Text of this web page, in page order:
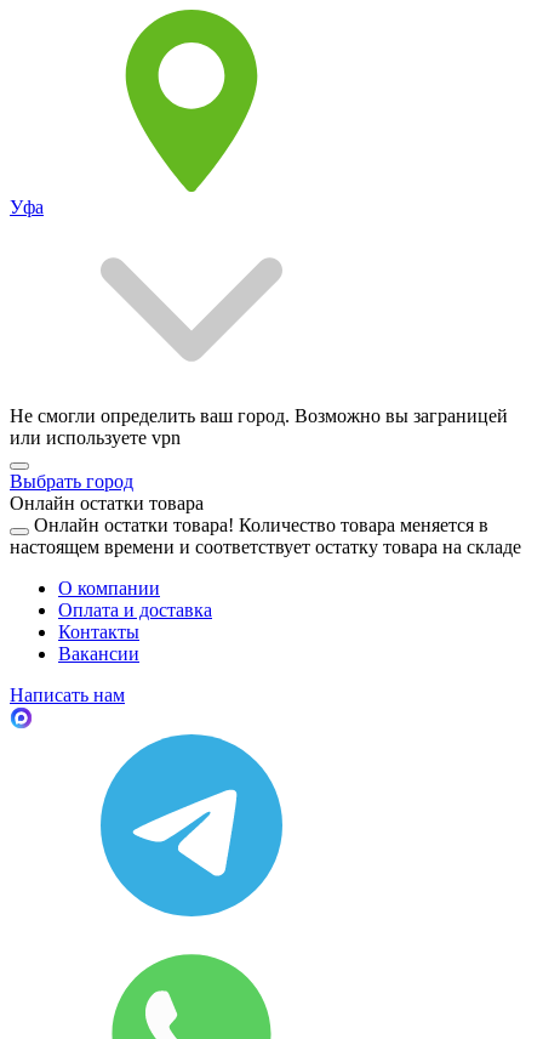
Уфа
Не смогли определить ваш город. Возможно вы заграницей
или используете vpn
Выбрать город
Онлайн остатки товара
Онлайн остатки товара! Количество товара меняется в
настоящем времени и соответствует остатку товара на складе
О компании
Оплата и доставка
Контакты
Вакансии
Написать нам